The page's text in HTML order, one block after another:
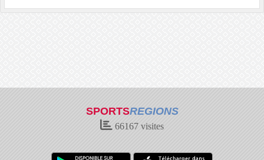
SPORTSREGIONS
66167 visites